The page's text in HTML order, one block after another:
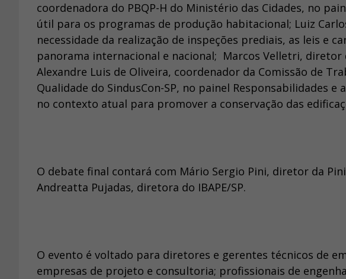
coordenadora do PBQP-H do Ministério das Cidades, no
útil para os programas de produção habitacional; Luiz
necessidade da realização de inspeções prediais, as leis e
panorama internacional e nacional; Marcos Velletri, diretor
Alexandre Luis de Oliveira, coordenador da Comissão de
Qualidade do SindusCon-SP, no painel Responsabilidades
no contexto atual para promover a conservação das
O debate final contará com Mário Sergio Pini, diretor da
Andreatta Pujadas, diretora do IBAPE/SP.
O evento é voltado para diretores e gerentes técnicos de
empresas de projeto e consultoria; profissionais de